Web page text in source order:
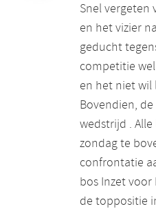
Snel vergeten
en het vizier
geducht
competitie
en het niet wil
Bovendien,
wedstrijd .
zondag te
confrontatie
bos Inzet
de toppositie